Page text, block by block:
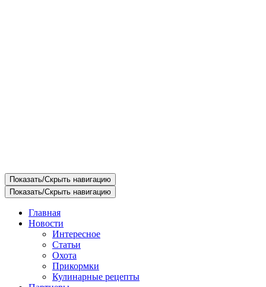
Показать/Скрыть навигацию
Показать/Скрыть навигацию
Главная
Новости
Интересное
Статьи
Охота
Прикормки
Кулинарные рецепты